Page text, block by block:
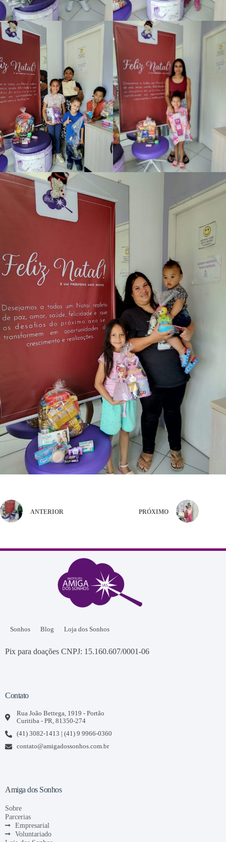
ANTERIOR PRÓXIMO
Sonhos Blog Loja dos Sonhos
Pix para doações CNPJ: 15.160.607/0001-06
Contato
Rua João Bettega, 1919 - Portão
Curitiba - PR, 81350-274
(41) 3082-1413 | (41) 9 9966-0360
contato@amigadossonhos.com.br
Amiga dos Sonhos
Sobre
Parcerias
Empresarial
Voluntariado